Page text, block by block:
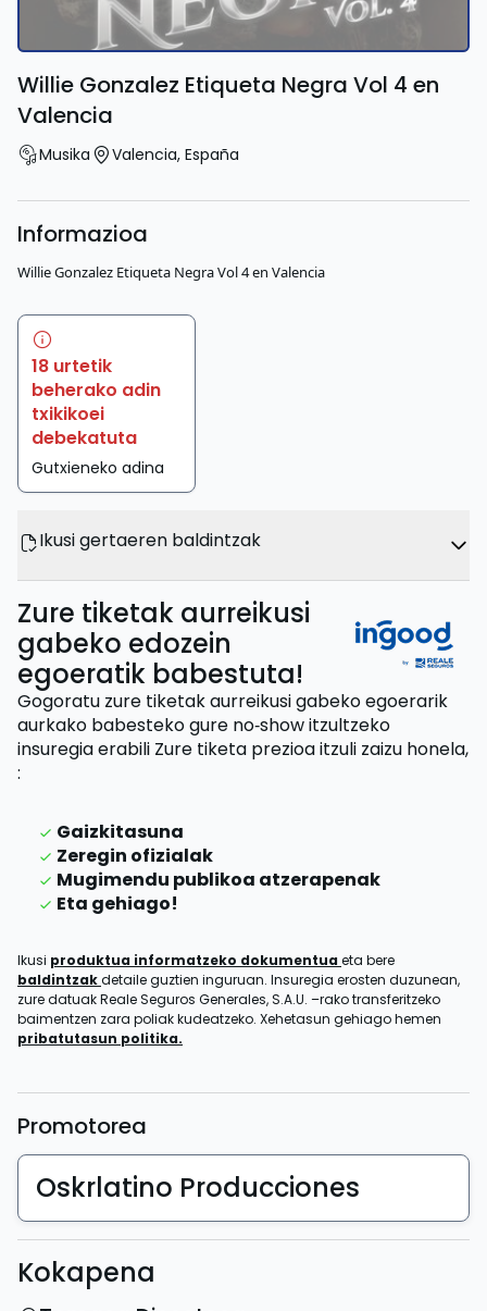
Willie Gonzalez Etiqueta Negra Vol 4 en
Valencia
Musika Valencia, España
Informazioa
Willie Gonzalez Etiqueta Negra Vol 4 en Valencia
18 urtetik
beherako adin
txikikoei
debekatuta
Gutxieneko adina
Ikusi gertaeren baldintzak
Zure tiketak aurreikusi
gabeko edozein
egoeratik babestuta!
Gogoratu zure tiketak aurreikusi gabeko egoerarik
aurkako babesteko gure no‑show itzultzeko
insuregia erabili Zure tiketa prezioa itzuli zaizu honela,
:
Gaizkitasuna
Zeregin ofizialak
Mugimendu publikoa atzerapenak
Eta gehiago!
Ikusi produktua informatzeko dokumentua eta bere
baldintzakdetaile guztien inguruan. Insuregia erosten duzunean,
zure datuak Reale Seguros Generales, S.A.U. –rako transferitzeko
baimentzen zara poliak kudeatzeko. Xehetasun gehiago hemen
pribatutasun politika.
Promotorea
Oskrlatino Producciones
Kokapena